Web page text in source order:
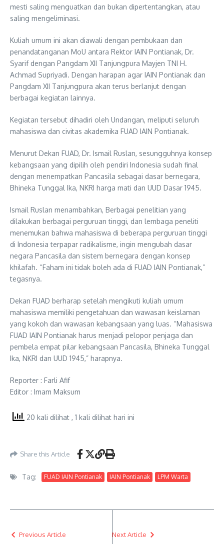
mesti saling menguatkan dan bukan dipertentangkan, atau
saling mengeliminasi.
Kuliah umum ini akan diawali dengan pembukaan dan
penandatanganan MoU antara Rektor IAIN Pontianak, Dr.
Syarif dengan Pangdam XII Tanjungpura Mayjen TNI H.
Achmad Supriyadi. Dengan harapan agar IAIN Pontianak dan
Pangdam XII Tanjungpura akan terus berlanjut dengan
berbagai kegiatan lainnya.
Kegiatan tersebut dihadiri oleh Undangan, meliputi seluruh
mahasiswa dan civitas akademika FUAD IAIN Pontianak.
Menurut Dekan FUAD, Dr. Ismail Ruslan, sesungguhnya konsep
kebangsaan yang dipilih oleh pendiri Indonesia sudah final
dengan menempatkan Pancasila sebagai dasar bernegara,
Bhineka Tunggal Ika, NKRI harga mati dan UUD Dasar 1945.
Ismail Ruslan menambahkan, Berbagai penelitian yang
dilakukan berbagai perguruan tinggi, dan lembaga peneliti
menemukan bahwa mahasiswa di beberapa perguruan tinggi
di Indonesia terpapar radikalisme, ingin mengubah dasar
negara Pancasila dan sistem bernegara dengan konsep
khilafah. “Faham ini tidak boleh ada di FUAD IAIN Pontianak,”
tegasnya.
Dekan FUAD berharap setelah mengikuti kuliah umum
mahasiswa memiliki pengetahuan dan wawasan keislaman
yang kokoh dan wawasan kebangsaan yang luas. “Mahasiswa
FUAD IAIN Pontianak harus menjadi pelopor penjaga dan
pembela empat pilar kebangsaan Pancasila, Bhineka Tunggal
Ika, NKRI dan UUD 1945,” harapnya.
Reporter : Farli Afif
Editor : Imam Maksum
20 kali dilihat , 1 kali dilihat hari ini
Share this Article
Tag: FUAD IAIN Pontianak IAIN Pontianak LPM Warta
Previous Article Next Article